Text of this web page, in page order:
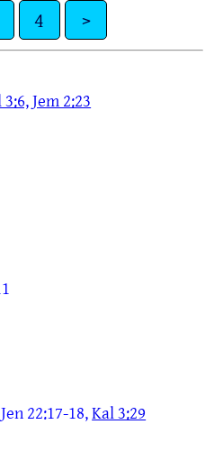
4 >
3:6,Jem 2:23
22:17-18,Kal 3:29